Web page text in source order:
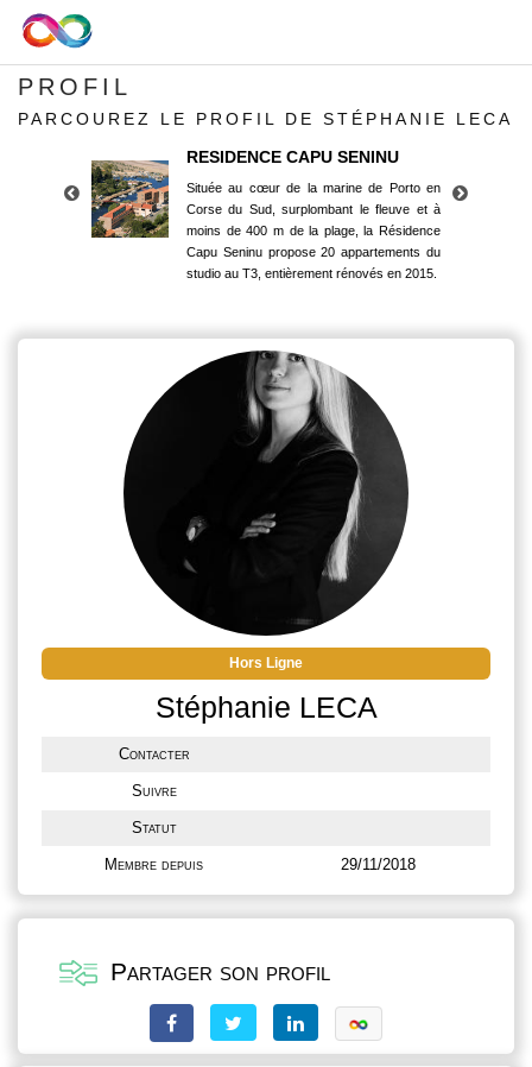
PROFIL
PARCOUREZ LE PROFIL DE STÉPHANIE LECA
RESIDENCE CAPU SENINU
Située au cœur de la marine de Porto en
Corse du Sud, surplombant le fleuve et à
moins de 400 m de la plage, la Résidence
Capu Seninu propose 20 appartements du
studio au T3, entièrement rénovés en 2015.
Corse du Sud, surplombant le fleuve et à
moins de 400 m de la plage, la Résidence
Capu Seninu propose 20 appartements du
studio au T3, entièrement rénovés en 2015.
Hors Ligne
Stéphanie LECA
Contacter
Suivre
Statut
Membre depuis 29/11/2018
Partager son profil